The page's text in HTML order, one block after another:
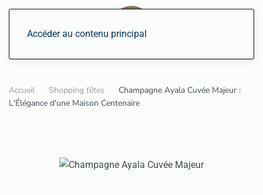
Accéder au contenu principal
Accueil Shopping fêtes
Champagne Ayala Cuvée Majeur :
L'Élégance d'une Maison Centenaire